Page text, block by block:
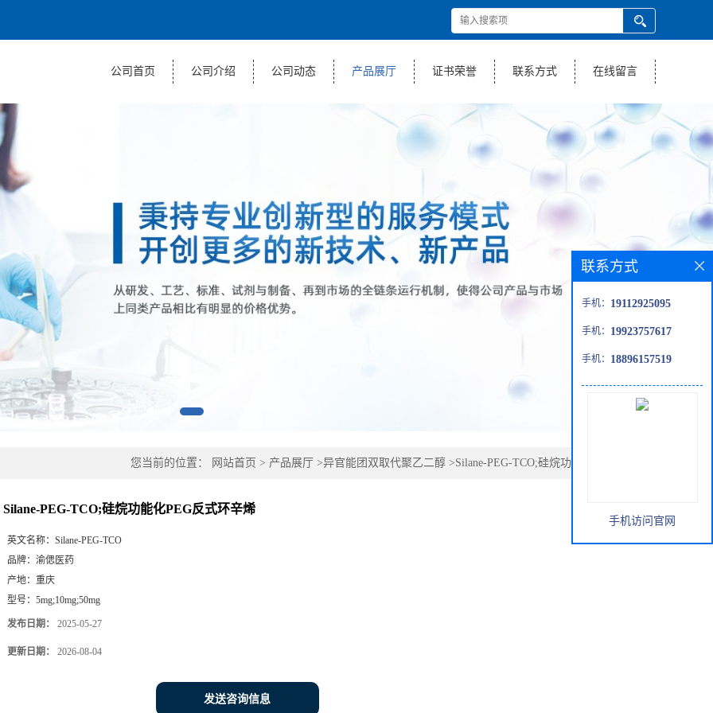
公司首页 公司介绍 公司动态 产品展厅 证书荣誉 联系方式 在线留言
您当前的位置： 网站首页 > 产品展厅 >异官能团双取代聚乙二醇 >Silane-PEG-TCO;硅烷功能化PEG反式
Silane-PEG-TCO;硅烷功能化PEG反式环辛烯
英文名称： Silane-PEG-TCO
品牌： 渝偲医药
产地： 重庆
型号： 5mg;10mg;50mg
发布日期： 2025-05-27
更新日期： 2026-08-04
发送咨询信息
联系方式
手机： 19112925095
手机： 19923757617
手机： 18896157519
手机访问官网